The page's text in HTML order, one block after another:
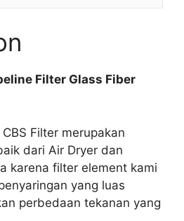
Filter Glass Fiber
Filter merupakan
dari Air Dryer dan
karena filter element kami
yang luas
perbedaan tekanan yang